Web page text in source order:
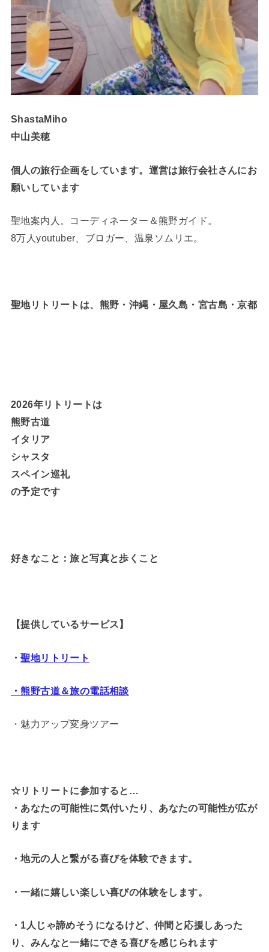
ShastaMiho
中山美穂
個人の旅行企画をしています。運営は旅行会社さんにお
願いしています
聖地案内人。コーディネーター＆熊野ガイド。
8万人youtuber、ブロガー、温泉ソムリエ。
聖地リトリートは、熊野・沖縄・屋久島・宮古島・京都
2026年リトリートは
熊野古道
イタリア
シャスタ
スペイン巡礼
の予定です
好きなこと：旅と写真と歩くこと
【提供しているサービス】
・聖地リトリート
・熊野古道＆旅の電話相談
・魅力アップ変身ツアー
☆リトリートに参加すると…
・ あなたの可能性に気付いたり、あなたの可能性が広が
ります
・地元の人と繋がる喜びを体験できます。
・一緒に嬉しい楽しい喜びの体験をします。
・1人じゃ諦めそうになるけど、仲間と応援しあった
り、みんなと一緒にできる喜びを感じられます